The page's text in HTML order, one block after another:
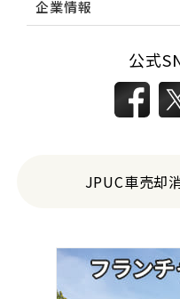
ト
ＳＵＶ・クロカン
企業情報
公式
JPUC車売却